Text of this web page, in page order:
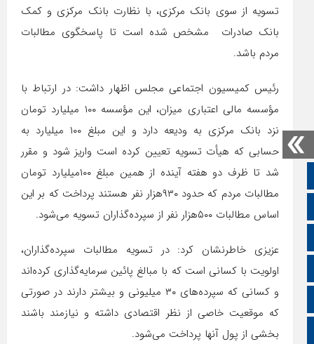
صفحه نخست
تسویه از سوی بانک مرکزی، با نظارت بانک مرکزی و کمک
بانک صادرات مشخص شده است تا پاسخگوی مطالبات
مردم باشد.
رئیس کمیسیون اجتماعی مجلس اظهار داشت: در ارتباط با
مؤسسه مالی اعتباری میزان، این مؤسسه ۱۰۰ میلیارد تومان
نزد بانک مرکزی به ودیعه دارد و این مبلغ ۱۰۰ میلیارد به
حسابی که هیأت تسویه تعیین کرده است واریز شود و مقرر
شد تا ظرف دو هفته آینده از همین مبلغ ۱۰۰میلیارد تومان
مطالبات مردم که حدود ۹۳۰هزار نفر هستند پرداخت که بر این
اساس مطالبات ۵۰۰هزار نفر از سپرده‌گذاران تسویه می‌شود.
عزیزی خاطرنشان کرد: در تسویه مطالبات سپرده‌گذاران،
اولویت با کسانی است که با مبالغ پائین سرمایه‌گذاری کرده‌اند
و کسانی که سپرده‌های ۳۰ میلیونی و بیشتر دارند در صورتی
که موقعیت خاصی از نظر اقتصادی داشته و نیازمند باشند
بخشی از پول آنها پرداخت می‌شود.